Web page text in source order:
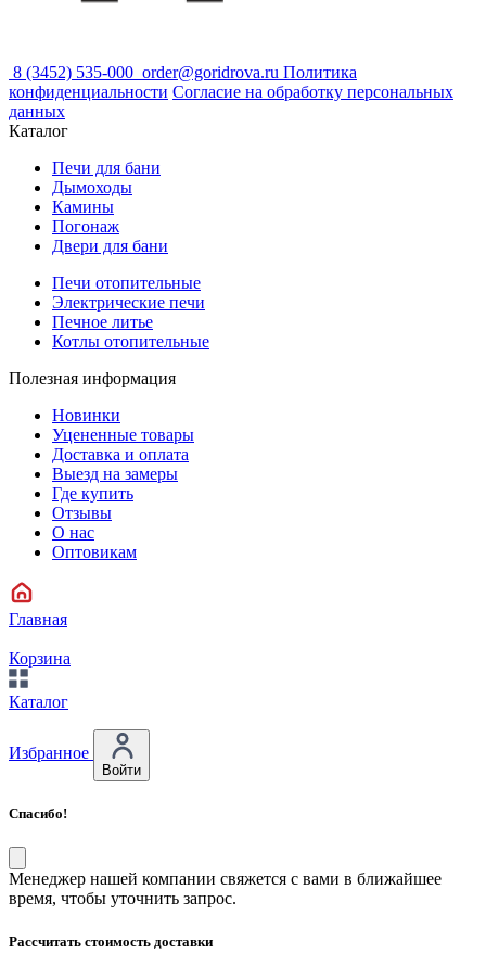
8 (3452) 535-000 order@goridrova.ru Политика
конфиденциальности Согласие на обработку персональных
данных
Каталог
Печи для бани
Дымоходы
Камины
Погонаж
Двери для бани
Печи отопительные
Электрические печи
Печное литье
Котлы отопительные
Полезная информация
Новинки
Уцененные товары
Доставка и оплата
Выезд на замеры
Где купить
Отзывы
О нас
Оптовикам
Главная
Корзина
Каталог
Избранное
Войти
Спасибо!
Менеджер нашей компании свяжется с вами в ближайшее
время, чтобы уточнить запрос.
Рассчитать стоимость доставки